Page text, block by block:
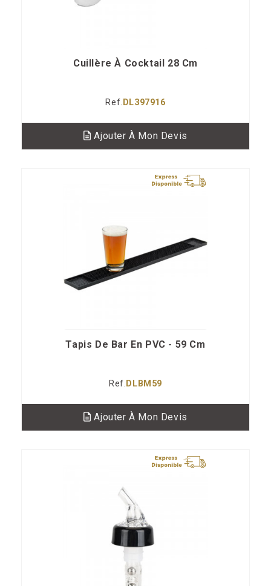
Cuillère À Cocktail 28 Cm
Ref. DL397916
Ajouter À Mon Devis
Tapis De Bar En PVC - 59 Cm
Ref. DLBM59
Ajouter À Mon Devis